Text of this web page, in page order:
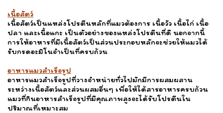
เนื้อสัตว์
เนื้อสัตว์เป็นแหล่งโปรตีนหลักที่แมวต้องการ เนื้อวัว เนื้อไก่ เนื้อ
ปลา และเนื้อแกะ เป็นตัวอย่างของแหล่งโปรตีนที่ดี นอกจากนี้
การให้อาหารที่มีเนื้อสัตว์เป็นส่วนประกอบหลักจะช่วยให้แมวได้
รับกรดอะมิโนจำเป็นที่ครบถ้วน
อาหารแมวสำเร็จรูป
อาหารแมวสำเร็จรูปที่วางจำหน่ายทั่วไปมักมีการผสมผสาน
ระหว่างเนื้อสัตว์และส่วนผสมอื่นๆ เพื่อให้ได้สารอาหารครบถ้วน
แมวที่กินอาหารสำเร็จรูปที่มีคุณภาพสูงจะได้รับโปรตีนใน
ปริมาณที่เหมาะสม